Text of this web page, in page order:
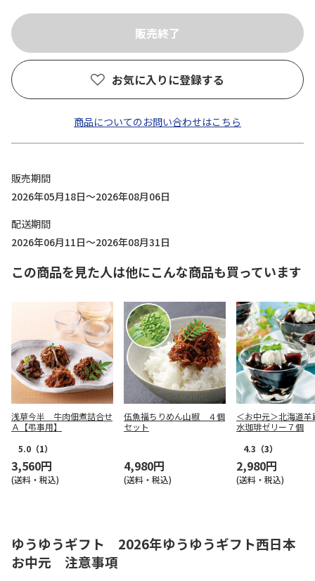
お気に入りに登録する
商品についてのお問い合わせはこちら
販売期間
2026年05月18日～2026年08月06日
配送期間
2026年06月11日～2026年08月31日
この商品を見た人は他にこんな商品も買っています
浅草今半 牛肉佃煮詰合せ
Ａ【弔事用】
5.0 （1）
3,560円
(送料・税込)
伍魚福ちりめん山椒 ４個
セット
4,980円
(送料・税込)
＜お中元＞北海道羊
水珈琲ゼリー７個
4.3 （3）
2,980円
(送料・税込)
ゆうゆうギフト 2026年ゆうゆうギフト西日本
お中元 注意事項